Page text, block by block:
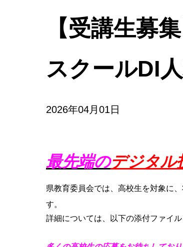
【受講生募
スクールDI
2026年04月01日
最先端のデジタル
県教育委員会では、高校生を対象に
す。
詳細については、以下の添付ファイル